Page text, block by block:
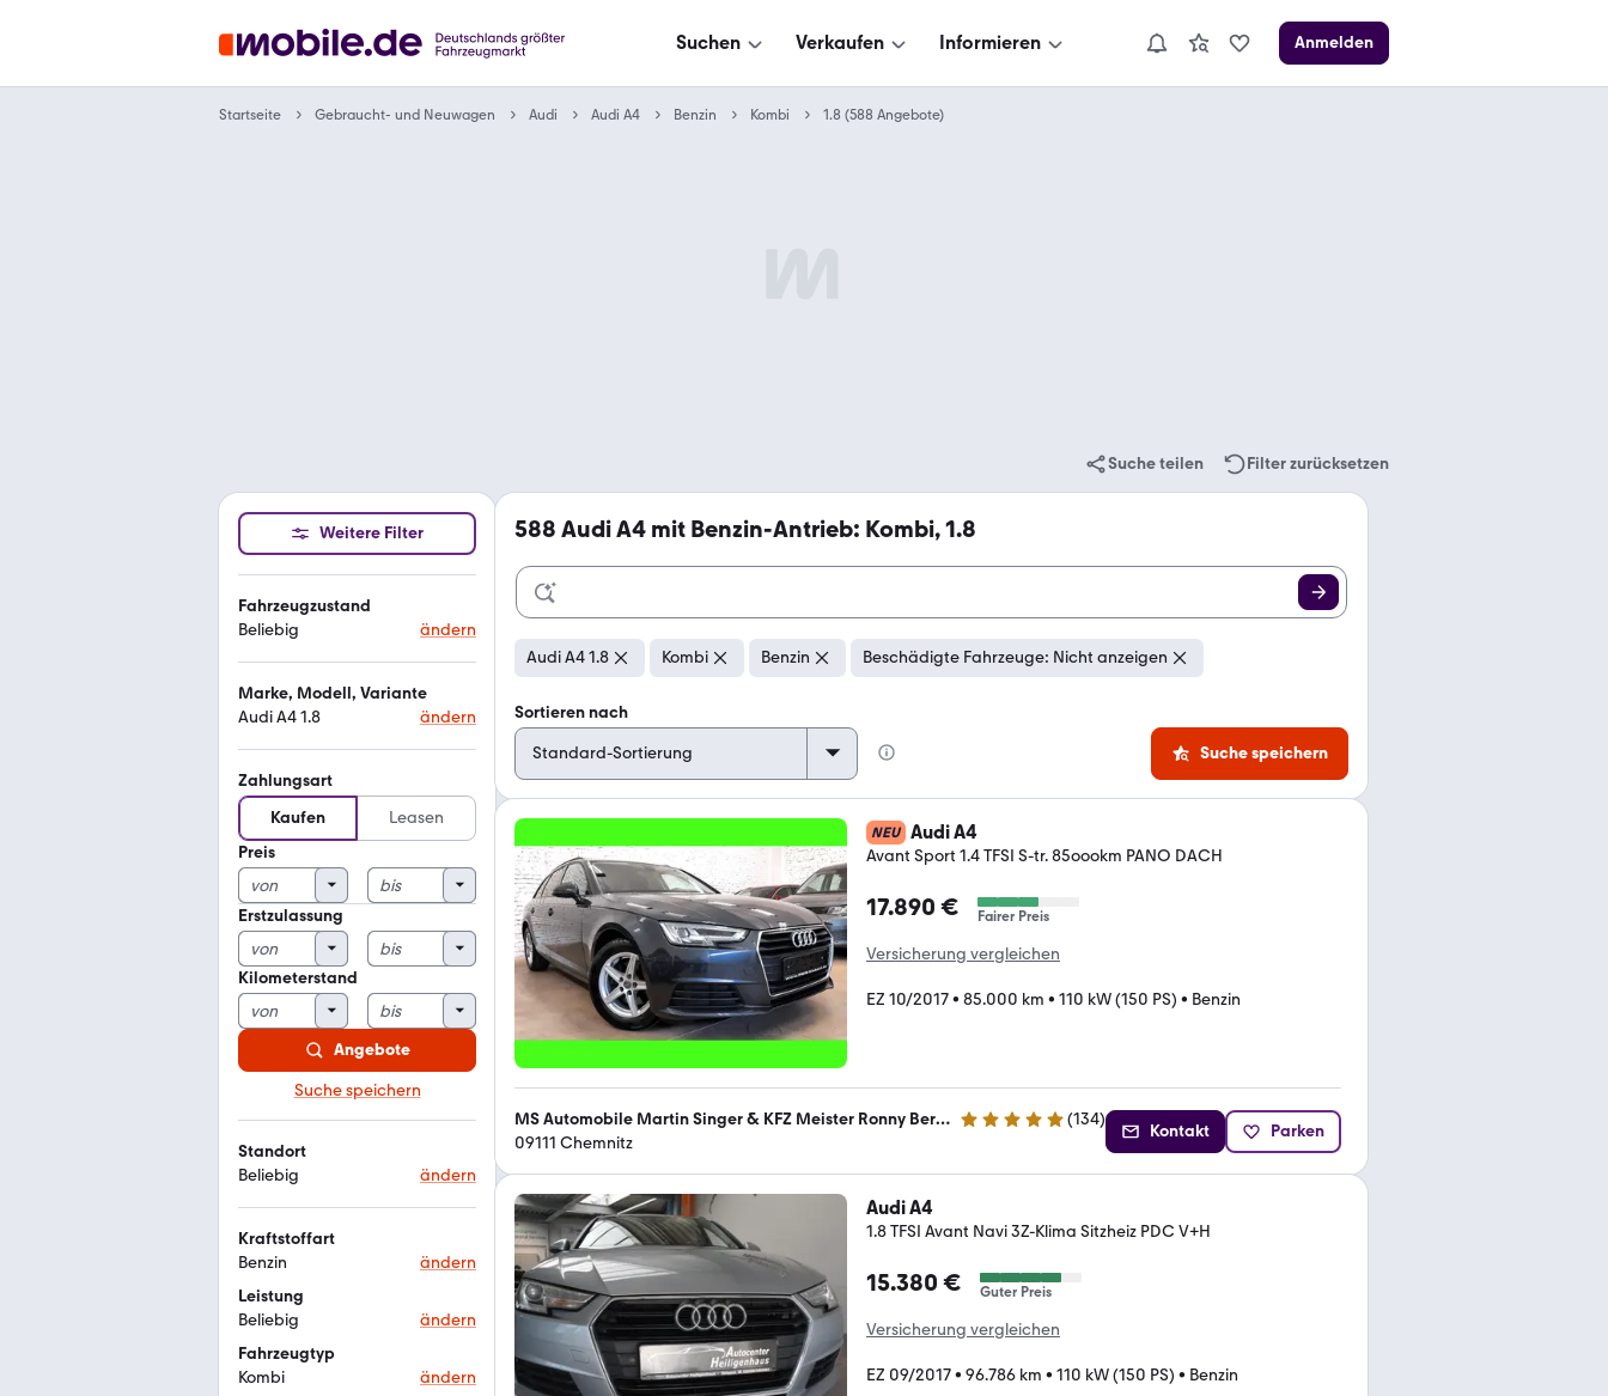
Suchen Verkaufen Informieren Anmelden
Startseite Gebraucht- und Neuwagen Audi Audi A4 Benzin Kombi 1.8 (588 Angebote)
Suche teilen Filter zurücksetzen
Weitere Filter
Fahrzeugzustand
Beliebig
ändern
Marke, Modell, Variante
Audi A4 1.8
ändern
Zahlungsart
Kaufen
Leasen
Preis
Erstzulassung
Kilometerstand
Angebote
Suche speichern
Standort
Beliebig
ändern
Kraftstoffart
Benzin
ändern
Leistung
Beliebig
ändern
Fahrzeugtyp
Kombi
ändern
588 Audi A4 mit Benzin-Antrieb: Kombi, 1.8
Audi A4 1.8 Kombi Benzin Beschädigte Fahrzeuge: Nicht anzeigen
Sortieren nach
Suche speichern
NEU Audi A4
Avant Sport 1.4 TFSI S-tr. 85oookm PANO DACH
17.890 € Fairer Preis
Versicherung vergleichen
EZ 10/2017• 85.000 km • 110 kW (150 PS) • Benzin
MS Automobile Martin Singer & KFZ Meister Ronny Berge 4.9 Sterne (134)
09111 Chemnitz
Kontakt Parken
Audi A4
1.8 TFSI Avant Navi 3Z-Klima Sitzheiz PDC V+H
15.380 € Guter Preis
Versicherung vergleichen
EZ 09/2017• 96.786 km • 110 kW (150 PS) • Benzin